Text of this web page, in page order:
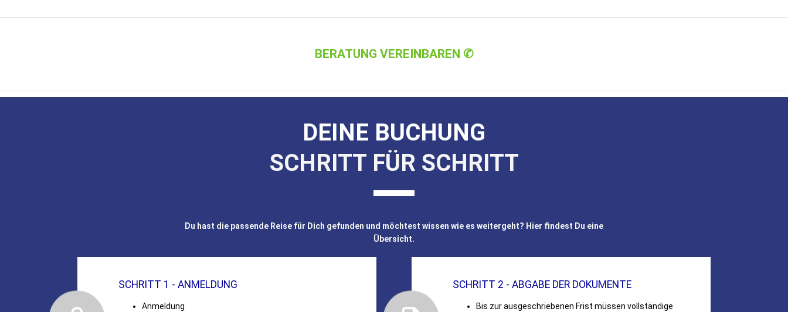
BERATUNG VEREINBAREN ✆
DEINE BUCHUNG
SCHRITT FÜR SCHRITT
Du hast die passende Reise für Dich gefunden und möchtest wissen wie es weitergeht? Hier findest Du eine
Übersicht.
SCHRITT 1 - ANMELDUNG
Anmeldung
SCHRITT 2 - ABGABE DER DOKUMENTE
Bis zur ausgeschriebenen Frist müssen vollständige